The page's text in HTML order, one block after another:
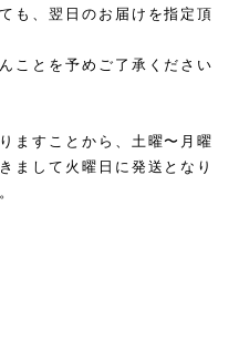
も、翌日のお届けを指定頂
ことを予めご了承ください
ますことから、土曜〜月曜
まして火曜日に発送となり